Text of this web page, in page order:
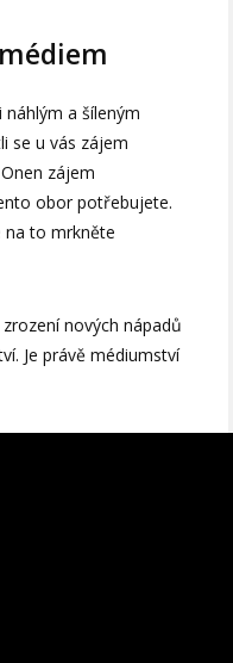
a šíleným
se u vás zájem
zájem
obor potřebujete.
na to mrkněte
nových nápadů
Je právě médiumství